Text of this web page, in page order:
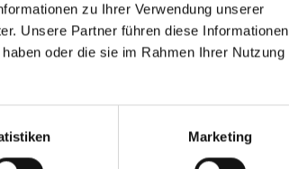
zu Ihrer Verwendung unserer
Unsere Partner führen diese Informationen
oder die sie im Rahmen Ihrer Nutzung
Marketing